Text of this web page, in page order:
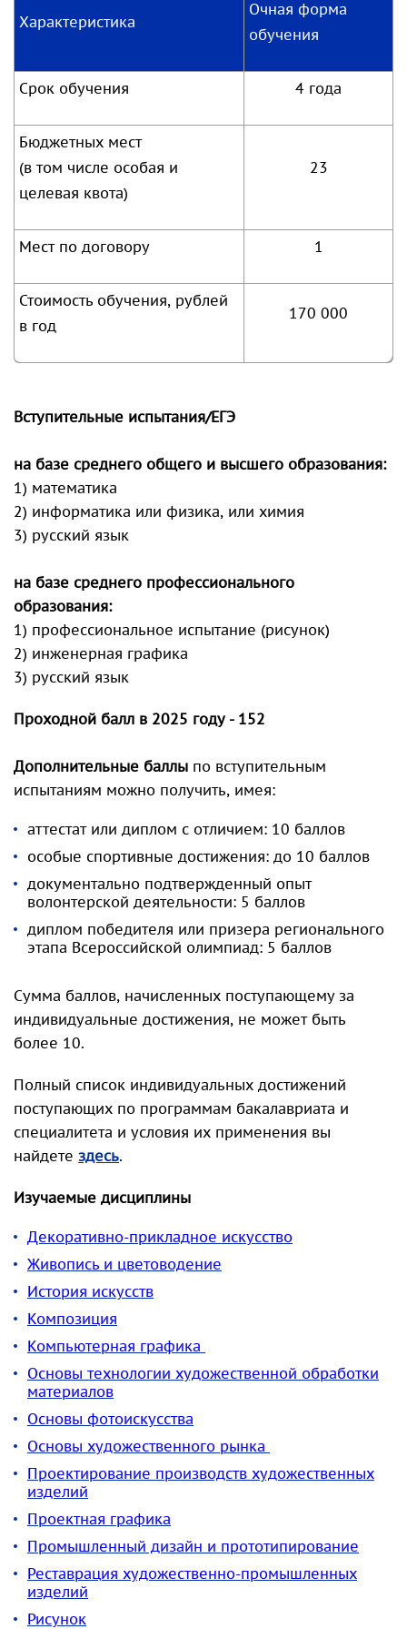
Характеристика
Очная форма
обучения
Срок обучения 4 года
Бюджетных мест
(в том числе особая и
целевая квота)
23
Мест по договору 1
Стоимость обучения, рублей
в год
170 000
Вступительные испытания/ЕГЭ
на базе среднего общего и высшего образования:
1) математика
2) информатика или физика, или химия
3) русский язык
на базе среднего профессионального
образования:
1) профессиональное испытание (рисунок)
2) инженерная графика
3) русский язык
Проходной балл в 2025 году - 152
Дополнительные баллы по вступительным
испытаниям можно получить, имея:
аттестат или диплом с отличием: 10 баллов
особые спортивные достижения: до 10 баллов
документально подтвержденный опыт
волонтерской деятельности: 5 баллов
диплом победителя или призера регионального
этапа Всероссийской олимпиад: 5 баллов
Сумма баллов, начисленных поступающему за
индивидуальные достижения, не может быть
более 10.
Полный список индивидуальных достижений
поступающих по программам бакалавриата и
специалитета и условия их применения вы
найдете здесь.
Изучаемые дисциплины
Декоративно-прикладное искусство
Живопись и цветоводение
История искусств
Композиция
Компьютерная графика
Основы технологии художественной обработки
материалов
Основы фотоискусства
Основы художественного рынка
Проектирование производств художественных
изделий
Проектная графика
Промышленный дизайн и прототипирование
Реставрация художественно-промышленных
изделий
Рисунок